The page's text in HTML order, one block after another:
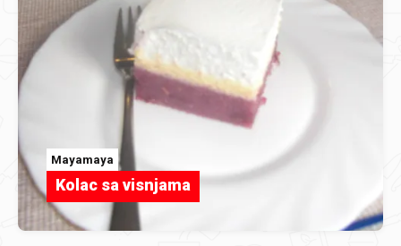
Mayamaya
Kolac sa visnjama